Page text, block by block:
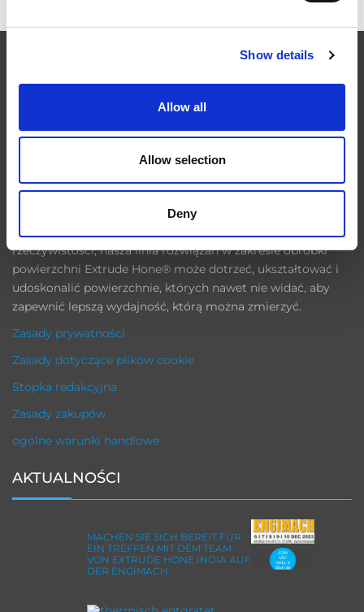
Show details
Allow all
Allow selection
Deny
energetyka i medycyna, precyzyjne wykańczanie
obrabianych części ma kluczowe znaczenie dla
Nasze maszyny poprawiają precyzję wykończenia profili
gotowych produktów przy pełnej obróbce w zaledwie
ułamku czasu wymaganego przez inne metody. W
rzeczywistości, nasza linia rozwiązań w zakresie obróbki
powierzchni Extrude Hone® może dotrzeć, ukształtować i
udoskonalić powierzchnie, których nawet nie widać, aby
zapewnić lepszą wydajność, którą można zmierzyć.
Zasady prywatności
Zasady dotyczące plików cookie
Stopka redakcyjna
Zasady zakupów
ogólne warunki handlowe
AKTUALNOŚCI
MACHEN SIE SICH BEREIT FÜR
EIN TREFFEN MIT DEM TEAM
VON EXTRUDE HONE INDIA AUF
DER ENGIMACH.